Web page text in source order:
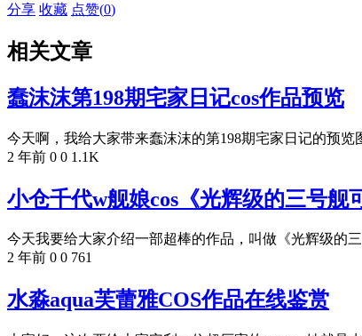
分享 收藏 点赞(0)
相关文章
蠢沫沫第198期宅家日记cos作品预览
今天啊，我给大家带来蠢沫沫的第198期宅家日记的预览
2 年前 0 0 1.1K
小仓千代w舰娘cos《光辉级的三号舰
今天我要给大家介绍一部超棒的作品，叫做《光辉级的
2 年前 0 0 761
水淼aqua芙蕾雅COS作品在线鉴赏